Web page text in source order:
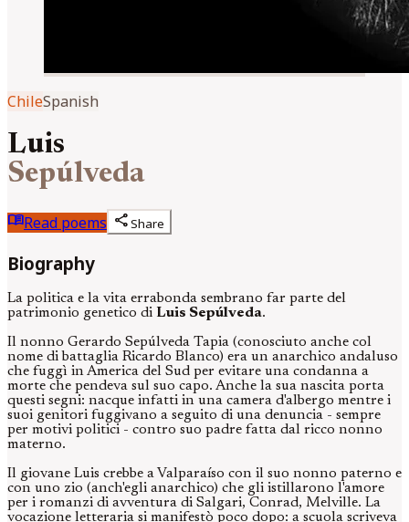
ChileSpanish
Luis
Sepúlveda
menu_bookRead poems shareShare
Biography
La politica e la vita errabonda sembrano far parte del
patrimonio genetico di Luis Sepúlveda.
Il nonno Gerardo Sepúlveda Tapia (conosciuto anche col
nome di battaglia Ricardo Blanco) era un anarchico andaluso
che fuggì in America del Sud per evitare una condanna a
morte che pendeva sul suo capo. Anche la sua nascita porta
questi segni: nacque infatti in una camera d'albergo mentre i
suoi genitori fuggivano a seguito di una denuncia - sempre
per motivi politici - contro suo padre fatta dal ricco nonno
materno.
Il giovane Luis crebbe a Valparaíso con il suo nonno paterno e
con uno zio (anch'egli anarchico) che gli istillarono l'amore
per i romanzi di avventura di Salgari, Conrad, Melville. La
vocazione letteraria si manifestò poco dopo: a scuola scriveva